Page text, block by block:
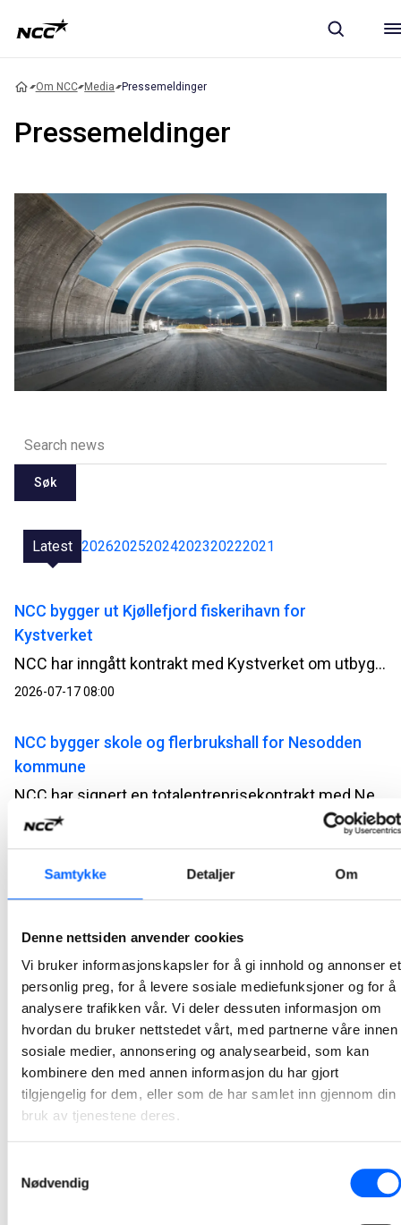
Samtykke Detaljer Om
Denne nettsiden anvender cookies
Vi bruker informasjonskapsler for å gi innhold og annonser et
personlig preg, for å levere sosiale mediefunksjoner og for å
analysere trafikken vår. Vi deler dessuten informasjon om
hvordan du bruker nettstedet vårt, med partnerne våre innen
sosiale medier, annonsering og analysearbeid, som kan
kombinere den med annen informasjon du har gjort
tilgjengelig for dem, eller som de har samlet inn gjennom din
bruk av tjenestene deres.
Nødvendig
Om NCC Media Pressemeldinger
Pressemeldinger
Søk
Latest 202620252024202320222021
NCC bygger ut Kjøllefjord fiskerihavn for
Kystverket
NCC har inngått kontrakt med Kystverket om utbygging av Kjøllefjord fiskerihavn i Lebesby kommune i Finnmark. Kontrakten har en verdi på 510 millioner norske kroner.
2026-07-17 08:00
NCC bygger skole og flerbrukshall for Nesodden
kommune
2026-07-07 13:00
NCC bygger Atløysambandet i Vestland
NCC og Vestland fylkeskommune har signert avtale for bygging av Atløysambandet. Ordreverdien er på om lag 1,5 milliarder norske kroner og er et av de største samferdselsprosjektene i regionen.
2026-07-07 10:00
NCC bygger ny adkomst til Tøyen T-banestasjon
NCC har inngått avtale med Sporveien for byggingen av ny adkomst til Tøyen T-banestasjon i Oslo. Prosjektet vil bidra til bedre tilgjengelighet, økt sikkerhet og en mer fremtidsrettet kollektivløsning i et område med stor trafikk. Kontrakten har en verdi på 94 millioner norske kroner.
2026-07-03 12:06
NCC skal utvikle Stegen renseanlegg sammen med
Indre Østfold kommune